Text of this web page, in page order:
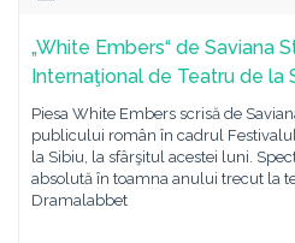
„White Embers“ de Saviana
Internaţional de Teatru de la
Piesa White Embers scrisă de
publicului român în cadrul
la Sibiu, la sfârşitul acestei luni.
absolută în toamna anului trecut la
Dramalabbet